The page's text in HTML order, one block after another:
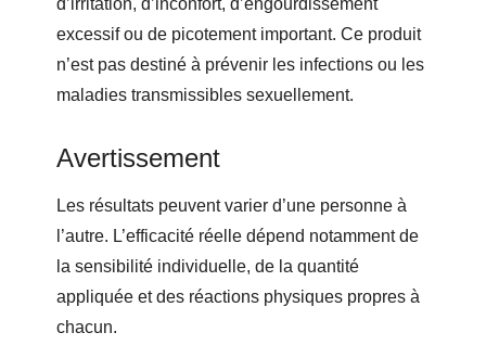
excessif ou de picotement important. Ce produit
n’est pas destiné à prévenir les infections ou les
maladies transmissibles sexuellement.
Avertissement
Les résultats peuvent varier d’une personne à
l’autre. L’efficacité réelle dépend notamment de
la sensibilité individuelle, de la quantité
appliquée et des réactions physiques propres à
chacun.